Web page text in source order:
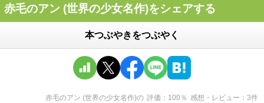
赤毛のアン (世界の少女名作)をシェアする
本つぶやきをつぶやく
赤毛のアン (世界の少女名作)の 評価 100 ％ 感想・レビュー 3件